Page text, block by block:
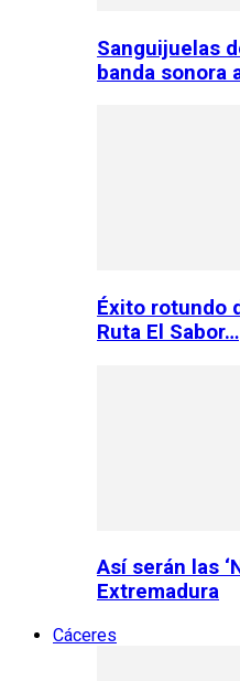
Sanguijuelas
banda sonora
Éxito rotundo
Ruta El Sabor…
Así serán las
Extremadura
Cáceres